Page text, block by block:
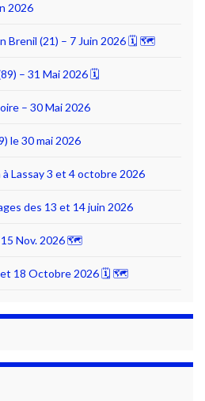
2026
Brenil (21) – 7 Juin 2026 🗓 🗺
– 31 Mai 2026 🗓
– 30 Mai 2026
le 30 mai 2026
Lassay 3 et 4 octobre 2026
des 13 et 14 juin 2026
15 Nov. 2026 🗺
et 18 Octobre 2026 🗓 🗺